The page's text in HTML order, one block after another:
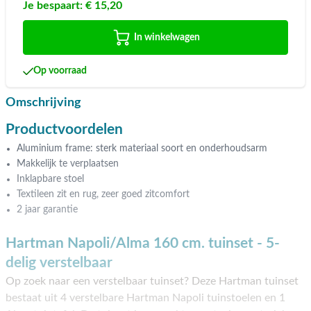
Je bespaart: € 15,20
In winkelwagen
Op voorraad
Omschrijving
Productvoordelen
Aluminium frame: sterk materiaal soort en onderhoudsarm
Makkelijk te verplaatsen
Inklapbare stoel
Textileen zit en rug, zeer goed zitcomfort
2 jaar garantie
Hartman Napoli/Alma 160 cm. tuinset - 5-
delig verstelbaar
Op zoek naar een verstelbaar tuinset? Deze Hartman tuinset
bestaat uit 4 verstelbare Hartman Napoli tuinstoelen en 1